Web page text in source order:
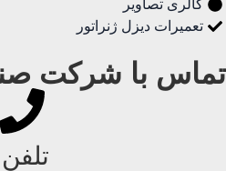
گالری تصاویر
تعمیرات دیزل ژنراتور
تماس با شرکت